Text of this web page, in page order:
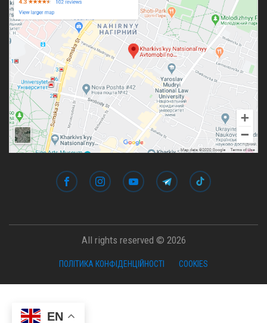
EN
All rights reserved © 2026
ПОЛІТИКА КОНФІДЕНЦІЙНОСТІ COOKIES